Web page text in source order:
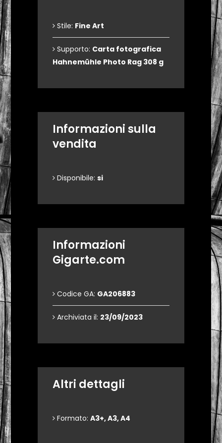
Stile: Fine Art
Supporto: Carta fotografica
Hahnemühle Photo Rag 308 g
Informazioni sulla
vendita
Disponibile: si
Informazioni
Gigarte.com
Codice GA: GA206883
Archiviata il: 23/09/2023
Altri dettagli
Formato: A3+, A3, A4